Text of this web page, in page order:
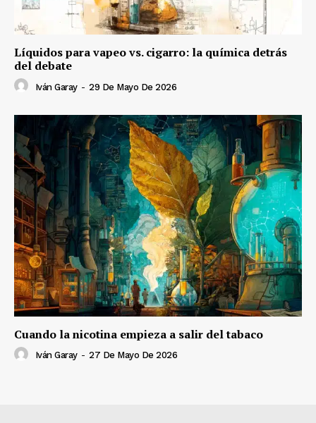
Líquidos para vapeo vs. cigarro: la química detrás
del debate
Iván Garay - 29 De Mayo De 2026
Cuando la nicotina empieza a salir del tabaco
Iván Garay - 27 De Mayo De 2026